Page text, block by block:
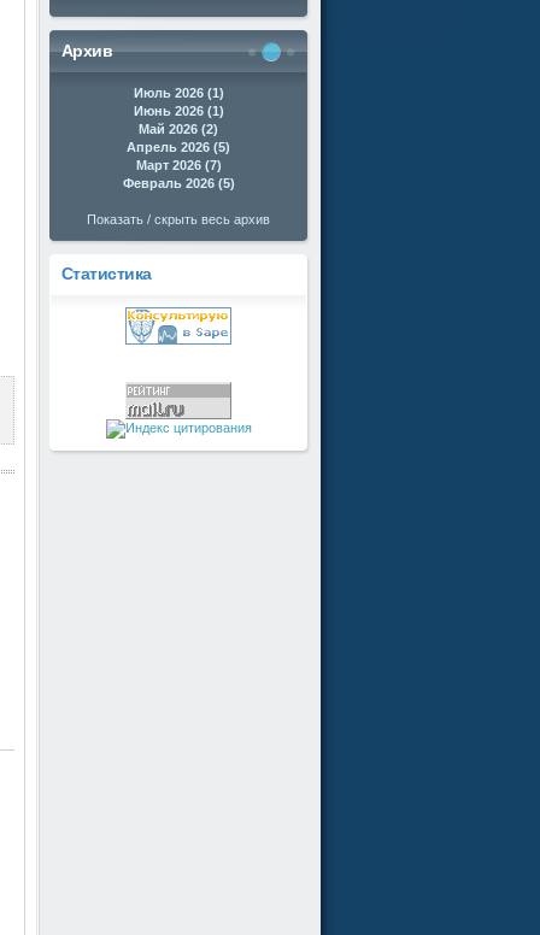
Архив
Июль 2026 (1)
Июнь 2026 (1)
Май 2026 (2)
Апрель 2026 (5)
Март 2026 (7)
Февраль 2026 (5)
Показать / скрыть весь архив
Статистика